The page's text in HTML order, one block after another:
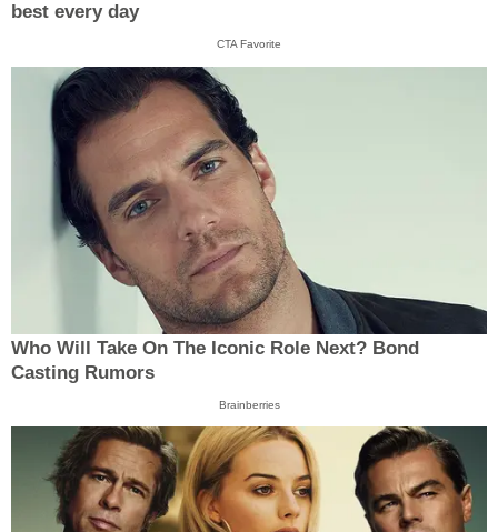
best every day
CTA Favorite
Who Will Take On The Iconic Role Next? Bond
Casting Rumors
Brainberries